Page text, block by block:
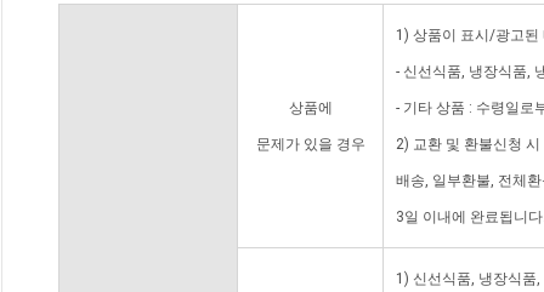
상품에
문제가 있을 경우
1) 상품이 표시/광고된
- 신선식품, 냉장식품,
- 기타 상품 : 수령일로
2) 교환 및 환불신청
배송, 일부환불, 전체
3일 이내에 완료됩니
1) 신선식품, 냉장식품